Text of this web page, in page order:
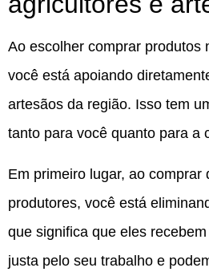
Ao escolher comprar produtos
você está apoiando
artesãos da região. Isso tem
tanto para você quanto para a
Em primeiro lugar, ao comprar
produtores, você está
que significa que eles
justa pelo seu trabalho e